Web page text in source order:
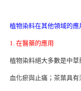
植物染料在其他領域的應
1. 在醫藥的應用
植物染料絕大多數是中
血化瘀與止痛；茶葉具